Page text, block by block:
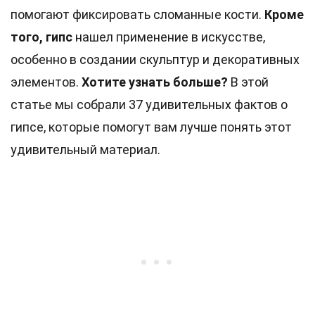
помогают фиксировать сломанные кости. Кроме
того, гипс нашел применение в искусстве,
особенно в создании скульптур и декоративных
элементов. Хотите узнать больше? В этой
статье мы собрали 37 удивительных фактов о
гипсе, которые помогут вам лучше понять этот
удивительный материал.